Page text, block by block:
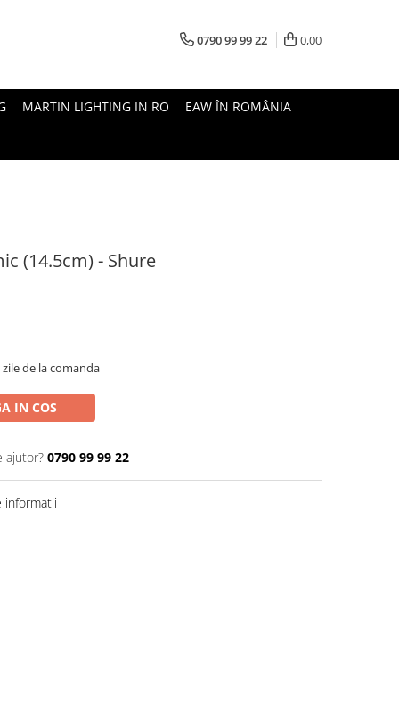
0790 99 99 22 0,00
MARTIN LIGHTING IN RO EAW ÎN ROMÂNIA
(14.5cm) - Shure
de la comanda
IN COS
ajutor? 0790 99 99 22
informatii